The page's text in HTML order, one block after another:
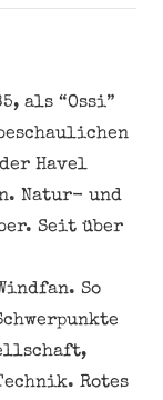
als “Ossi”
Havel
Natur- und
Seit über
So
Rotes